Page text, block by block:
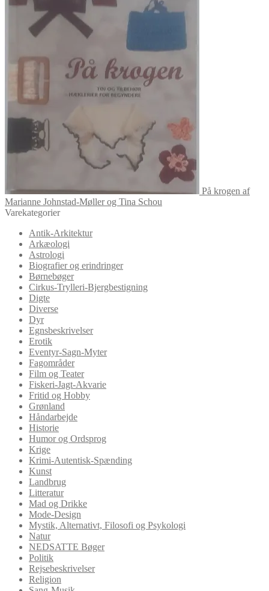
På krogen af
Marianne Johnstad-Møller og Tina Schou
Varekategorier
Antik-Arkitektur
Arkæologi
Astrologi
Biografier og erindringer
Børnebøger
Cirkus-Trylleri-Bjergbestigning
Digte
Diverse
Dyr
Egnsbeskrivelser
Erotik
Eventyr-Sagn-Myter
Fagområder
Film og Teater
Fiskeri-Jagt-Akvarie
Fritid og Hobby
Grønland
Håndarbejde
Historie
Humor og Ordsprog
Krige
Krimi-Autentisk-Spænding
Kunst
Landbrug
Litteratur
Mad og Drikke
Mode-Design
Mystik, Alternativt, Filosofi og Psykologi
Natur
NEDSATTE Bøger
Politik
Rejsebeskrivelser
Religion